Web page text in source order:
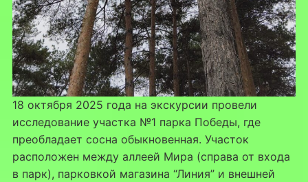
18 октября 2025 года на экскурсии провели
исследование участка №1 парка Победы, где
преобладает сосна обыкновенная. Участок
расположен между аллеей Мира (справа от входа
в парк), парковкой магазина “Линия” и внешней